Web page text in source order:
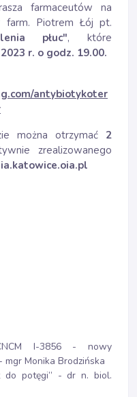
farmaceutów na
farm. Piotrem Łój pt.
płuc", które
r. o godz. 19.00.
antybiotykoter
można otrzymać 2
zrealizowanego
I-3856 - nowy
mgr Monika Brodzińska
do potęgi” - dr n. biol.